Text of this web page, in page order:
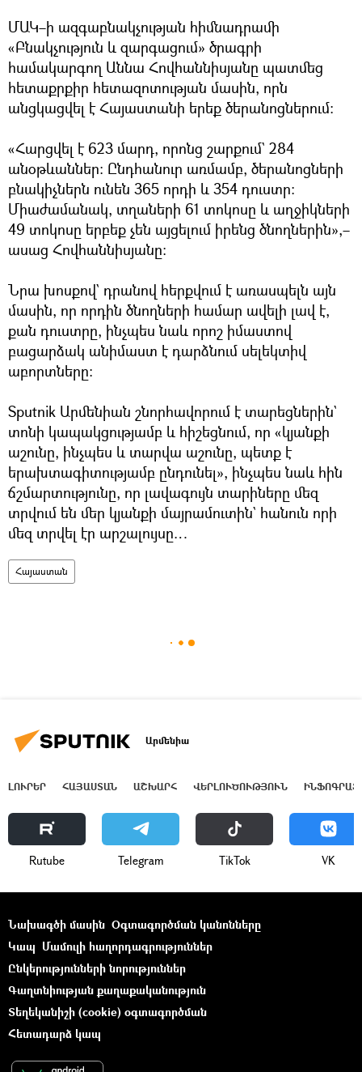
ՄԱԿ–ի ազգաբնակչության հիմնադրամի
«Բնակչություն և զարգացում» ծրագրի
համակարգող Աննա Հովհաննիսյանը պատմեց
հետաքրքիր հետազոտության մասին, որն
անցկացվել է Հայաստանի երեք ծերանոցներում։
«Հարցվել է 623 մարդ, որոնց շարքում` 284
անօթևաններ։ Ընդհանուր առմամբ, ծերանոցների
բնակիչներն ունեն 365 որդի և 354 դուստր։
Միաժամանակ, տղաների 61 տոկոսը և աղջիկների
49 տոկոսը երբեք չեն այցելում իրենց ծնողներին»,–
ասաց Հովհաննիսյանը։
Նրա խոսքով` դրանով հերքվում է առասպելն այն
մասին, որ որդին ծնողների համար ավելի լավ է,
քան դուստրը, ինչպես նաև որոշ իմաստով
բացարձակ անիմաստ է դարձնում սելեկտիվ
աբորտները։
Sputnik Արմենիան շնորհավորում է տարեցներին`
տոնի կապակցությամբ և հիշեցնում, որ «կյանքի
աշունը, ինչպես և տարվա աշունը, պետք է
երախտագիտությամբ ընդունել», ինչպես նաև հին
ճշմարտությունը, որ լավագույն տարիները մեզ
տրվում են մեր կյանքի մայրամուտին` հանուն որի
մեզ տրվել էր արշալույսը…
Հայաստան
Արմենիա
ԼՈՒՐԵՐ ՀԱՅԱՍՏԱՆ ԱՇԽԱՐՀ ՎԵՐԼՈՒԾՈՒԹՅՈՒՆ
Rutube Telegram ТikТоk VK
Նախագծի մասին Օգտագործման կանոնները
Կապ Մամուլի հաղորդագրություններ
Ընկերությունների նորություններ
Գաղտնիության քաղաքականություն
Տեղեկանիշի (cookie) օգտագործման
Հետադարձ կապ